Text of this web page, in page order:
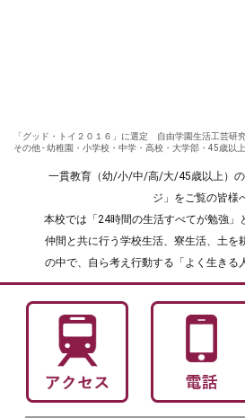
「グッド・トイ２０１６」に選定 自由学園生活工芸研
その他 - 幼稚園・小学校・中学・高校・大学部・45歳以
一貫教育（幼/小/中/高/大/45歳以上）
ジ」をご覧の皆様
本校では「24時間の生活すべてが勉強」
仲間と共に行う学校生活、寮生活、土を
の中で、自ら考え行動する「よく生きる